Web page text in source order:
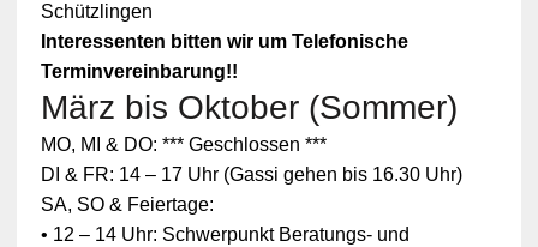
Schützlingen
Interessenten bitten wir um Telefonische
Terminvereinbarung!!
März bis Oktober (Sommer)
MO, MI & DO: *** Geschlossen ***
DI & FR: 14 – 17 Uhr (Gassi gehen bis 16.30 Uhr)
SA, SO & Feiertage:
• 12 – 14 Uhr: Schwerpunkt Beratungs- und